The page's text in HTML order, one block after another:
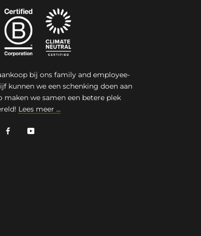
bij ons family and employee-
kunnen we een schenking doen aan
maken we samen een betere plek
Lees meer ...